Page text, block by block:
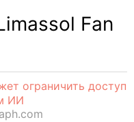
Fan
ограничить доступ
ИИ